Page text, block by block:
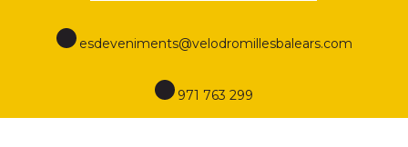
esdeveniments@velodromillesbalears.com
971 763 299